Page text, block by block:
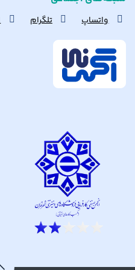
واتساپ تلگرام